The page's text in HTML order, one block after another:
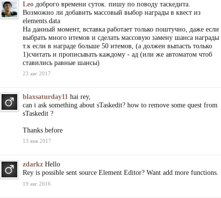
Leo доброго времени суток. пишу по поводу таскедита.
Возможно ли добавить массовый выбор награды в квест из
elements.data
На данный момент, вставка работает только поштучно, даже если
выбрать много итемов и сделать массовую замену шанса награды
т.к если в награде больше 50 итемов, (а должен выпасть только
1)считать и прописывать каждому - ад (или же автоматом чтоб
ставились равные шансы)
23 авг 2017
blaxsaturday11 hai rey,
can i ask something about sTaskedit? how to remove some quest from
sTaskedit ?
Thanks before
13 янв 2017
zdarkz Hello
Rey is possible sent source Element Editor? Want add more functions.
19 авг 2016